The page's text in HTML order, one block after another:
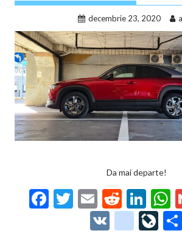
decembrie 23, 2020
Da mai departe!
F T
w
itt
E
m
ai
R
e
d
Li
n
ke
h
at
V
g
Li